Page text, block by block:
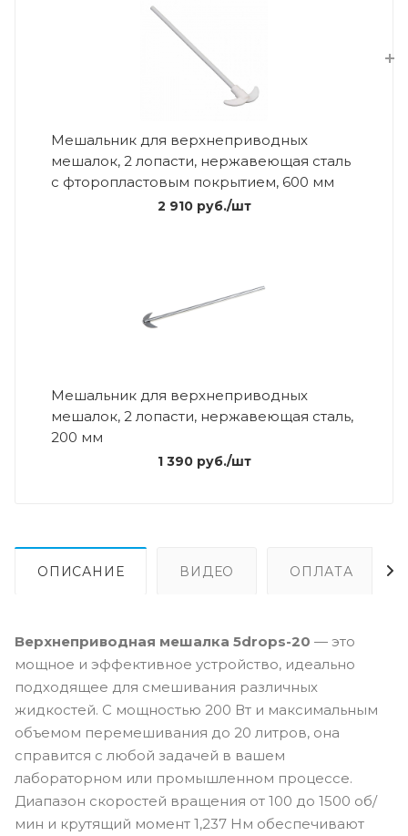
Мешальник для верхнеприводных
мешалок, 2 лопасти, нержавеющая сталь
с фторопластовым покрытием, 600 мм
2 910руб./шт
Мешальник для верхнеприводных
мешалок, 2 лопасти, нержавеющая сталь,
200 мм
1 390руб./шт
ОПИСАНИЕ ВИДЕО ОПЛАТА
Верхнеприводная мешалка 5drops-20 — это
мощное и эффективное устройство, идеально
подходящее для смешивания различных
жидкостей. С мощностью 200 Вт и максимальным
объемом перемешивания до 20 литров, она
справится с любой задачей в вашем
лабораторном или промышленном процессе.
Диапазон скоростей вращения от 100 до 1500 об/
мин и крутящий момент 1,237 Нм обеспечивают